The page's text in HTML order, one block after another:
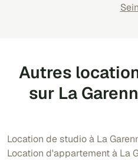
Autres
sur La
Location de studio à La
Location d'appartement à La